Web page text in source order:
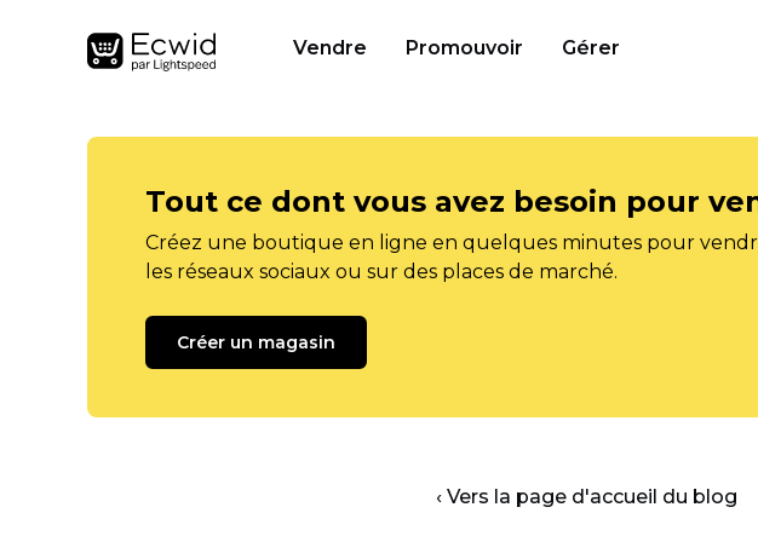
Vendre Promouvoir Gérer
Tout ce dont vous avez besoin pour
Créez une boutique en ligne en quelques minutes pour
les réseaux sociaux ou sur des places de marché.
Créer un magasin
‹ Vers la page d'accueil du blog